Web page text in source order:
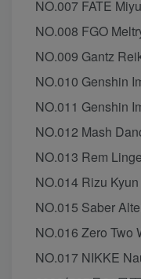
NO.007 FATE
NO.008 FGO
NO.009 Gantz
NO.010 Genshin
NO.011 Genshin
NO.012 Mash
NO.013 Rem
NO.014 Rizu
NO.015 Saber
NO.016 Zero Two
NO.017 NIKKE